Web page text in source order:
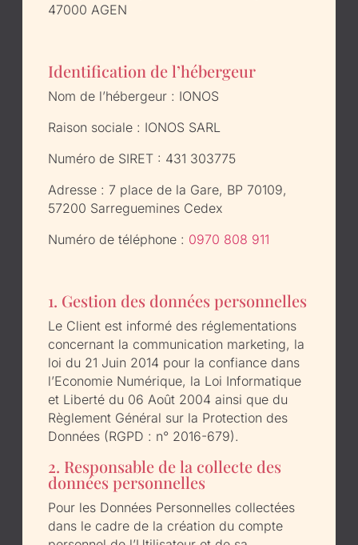
47000 AGEN
Identification de l’hébergeur
Nom de l’hébergeur : IONOS
Raison sociale : IONOS SARL
Numéro de SIRET : 431 303775
Adresse : 7 place de la Gare, BP 70109,
57200 Sarreguemines Cedex
Numéro de téléphone : 0970 808 911
1. Gestion des données personnelles
Le Client est informé des réglementations
concernant la communication marketing, la
loi du 21 Juin 2014 pour la confiance dans
l’Economie Numérique, la Loi Informatique
et Liberté du 06 Août 2004 ainsi que du
Règlement Général sur la Protection des
Données (RGPD : n° 2016-679).
2. Responsable de la collecte des
données personnelles
Pour les Données Personnelles collectées
dans le cadre de la création du compte